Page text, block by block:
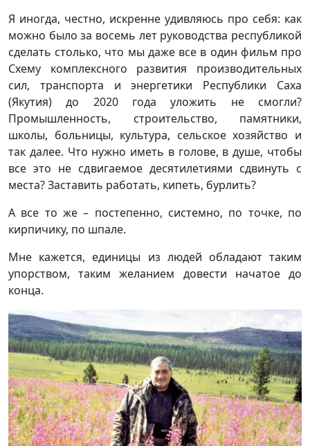
Я иногда, честно, искренне удивляюсь про себя: как
можно было за восемь лет руководства республикой
сделать столько, что мы даже все в один фильм про
Схему комплексного развития производительных
сил, транспорта и энергетики Республики Саха
(Якутия) до 2020 года уложить не смогли?
Промышленность, строительство, памятники,
школы, больницы, культура, сельское хозяйство и
так далее. Что нужно иметь в голове, в душе, чтобы
все это не сдвигаемое десятилетиями сдвинуть с
места? Заставить работать, кипеть, бурлить?
А все то же – постепенно, системно, по точке, по
кирпичику, по шпале.
Мне кажется, единицы из людей обладают таким
упорством, таким желанием довести начатое до
конца.